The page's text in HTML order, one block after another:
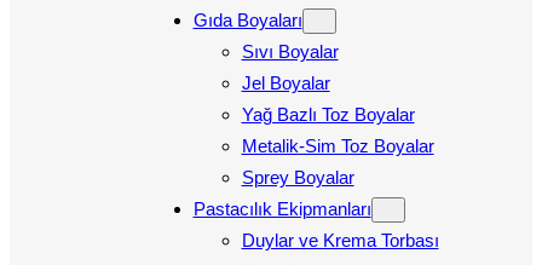
Gıda Boyaları
Sıvı Boyalar
Jel Boyalar
Yağ Bazlı Toz Boyalar
Metalik-Sim Toz Boyalar
Sprey Boyalar
Pastacılık Ekipmanları
Duylar ve Krema Torbası